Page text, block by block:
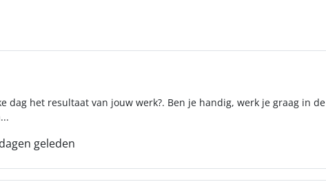
dag het resultaat van jouw werk?. Ben je handig, werk je graag in de
geleden